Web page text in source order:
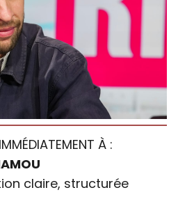
À :
claire, structurée